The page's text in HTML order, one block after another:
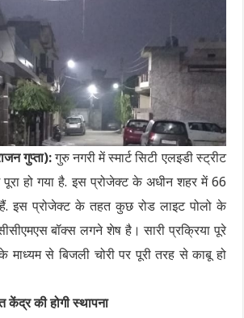
गुप्ता):गुरु नगरी में स्मार्ट सिटी एलइडी स्ट्रीट
हो गया है. इस प्रोजेक्ट के अधीन शहर में 66
इस प्रोजेक्ट के तहत कुछ रोड लाइट पोलो के
बॉक्स लगने शेष है। सारी प्रक्रिया पूरे
माध्यम से बिजली चोरी पर पूरी तरह से काबू हो
की होगी स्थापना